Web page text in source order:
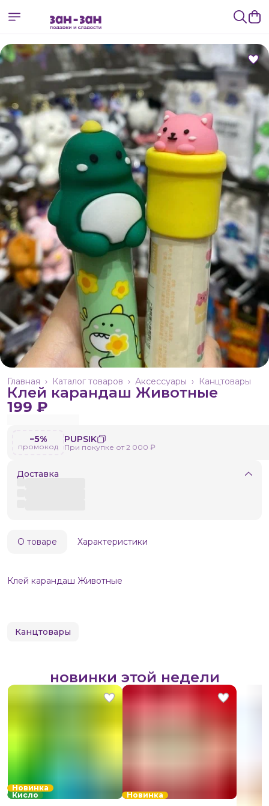
Канцтовары
Аксессуары ›
Каталог товаров ›
Главная ›
Клей карандаш Животные
199 ₽
−5%
промокод
PUPSIK
При покупке от 2 000 ₽
Доставка
О товаре Характеристики
Клей карандаш Животные
Канцтовары
новинки этой недели
Новинка
Кисло
Новинка